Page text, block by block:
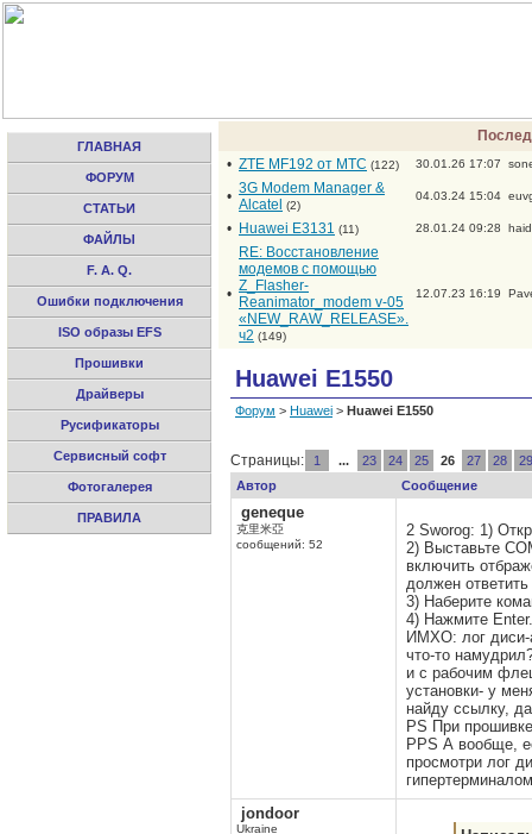
ГЛАВНАЯ
ФОРУМ
СТАТЬИ
ФАЙЛЫ
F. A. Q.
Ошибки подключения
ISO образы EFS
Прошивки
Драйверы
Русификаторы
Сервисный софт
Фотогалерея
ПРАВИЛА
• ZTE MF192 от МТС (122) 30.01.26 17:07
• 3G Modem Manager &
Alcatel
(2)
04.03.24 15:04
• Huawei E3131 (11) 28.01.24 09:28
•
RE: Восстановление
модемов с помощью
Z_Flasher-
Reanimator_modem v-05
«NEW_RAW_RELEASE».
ч2 (149)
12.07.23 16:19
Huawei E1550
Форум > Huawei > Huawei E1550
Страницы: 1 ... 23 24 25 26 27 28
29
Автор
Сообщение
geneque
克里米亞
сообщений: 52
2 Sworog: 1)
2) Выставьте
включить
должен
3) Наберите
4) Нажмите Enter.
ИМХО: лог диси-
что-то
и с рабочим
установки- у
найду ссылку,
PS При
PPS А вообще,
просмотри лог
гипертерминалом
jondoor
Ukraine